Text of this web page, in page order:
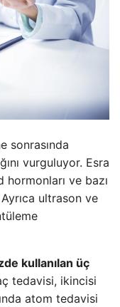
sonrasında
vurguluyor. Esra
ve bazı
ultrason ve
kullanılan üç
tedavisi, ikincisi
atom tedavisi